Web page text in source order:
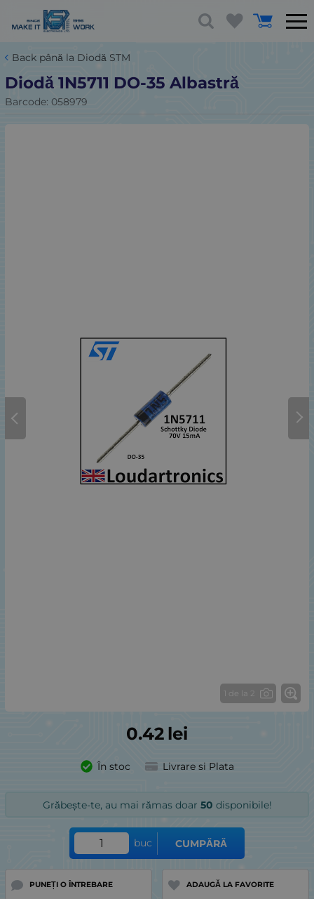
Back până la Diodă STM
Diodă 1N5711 DO-35 Albastră
Barcode: 058979
1 de la 2
0.42 lei
În stoc Livrare si Plata
Grăbește-te, au mai rămas doar 50 disponibile!
buc CUMPĂRĂ
PUNEȚI O ÎNTREBARE ADAUGĂ LA FAVORITE